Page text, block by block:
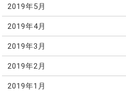
2019年5月
2019年4月
2019年3月
2019年2月
2019年1月